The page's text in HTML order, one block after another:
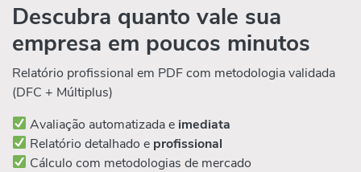
Descubra quanto vale sua
empresa em poucos minutos
Relatório profissional em PDF com metodologia validada
(DFC + Múltiplus)
Avaliação automatizada e imediata
Relatório detalhado e profissional
Cálculo com metodologias de mercado